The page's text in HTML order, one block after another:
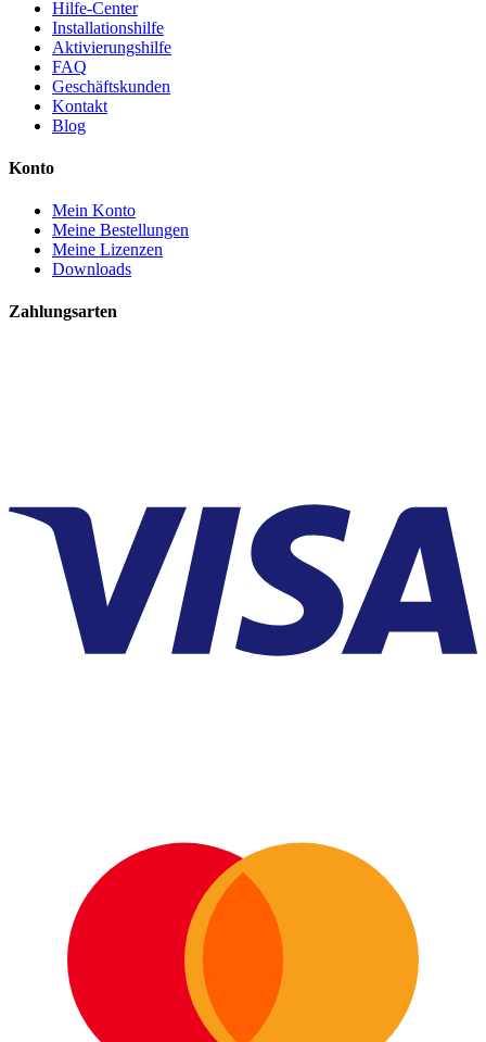
Hilfe-Center
Installationshilfe
Aktivierungshilfe
FAQ
Geschäftskunden
Kontakt
Blog
Konto
Mein Konto
Meine Bestellungen
Meine Lizenzen
Downloads
Zahlungsarten